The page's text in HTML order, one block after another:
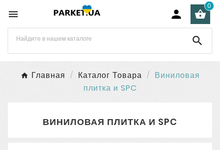
  
0

Главная Каталог Товара
Виниловая
плитка и SPC
ВИНИЛОВАЯ ПЛИТКА И SPC